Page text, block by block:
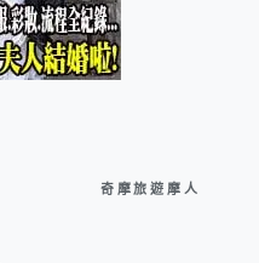
奇摩旅遊摩人